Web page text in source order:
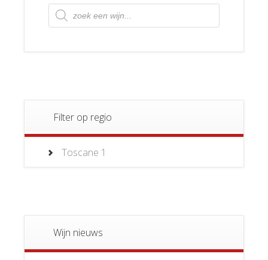
Producten
zoeken
Filter op regio
Toscane 1
Wijn nieuws